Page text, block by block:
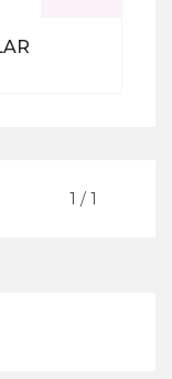
1 / 1